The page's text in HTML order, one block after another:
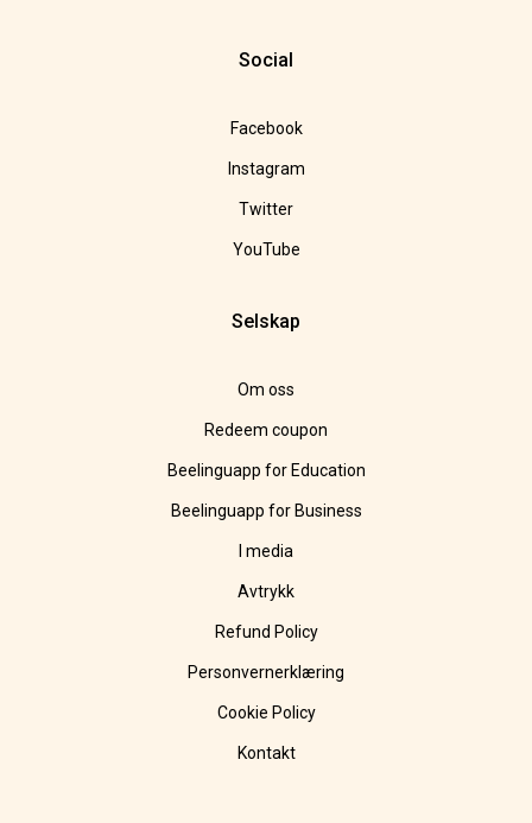
Social
Facebook
Instagram
Twitter
YouTube
Selskap
Om oss
Redeem coupon
Beelinguapp for Education
Beelinguapp for Business
I media
Avtrykk
Refund Policy
Personvernerklæring
Cookie Policy
Kontakt